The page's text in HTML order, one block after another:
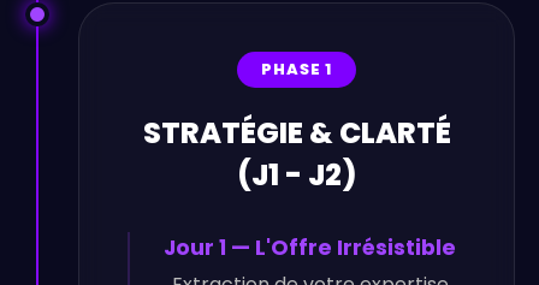
PHASE 1
STRATÉGIE & CLARTÉ
(J1 - J2)
Jour 1 — L'Offre Irrésistible